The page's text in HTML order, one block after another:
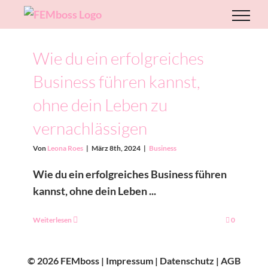
Wie du ein erfolgreiches
Business führen kannst,
ohne dein Leben zu
vernachlässigen
Von Leona Roes | März 8th, 2024 | Business
Wie du ein erfolgreiches Business führen
kannst, ohne dein Leben ...
Weiterlesen 0
© 2026 FEMboss | Impressum | Datenschutz | AGB